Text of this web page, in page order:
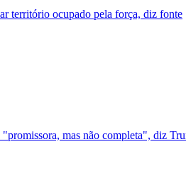
território ocupado pela força, diz fonte
mas não completa", diz